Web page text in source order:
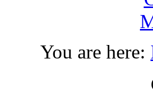
You are here: